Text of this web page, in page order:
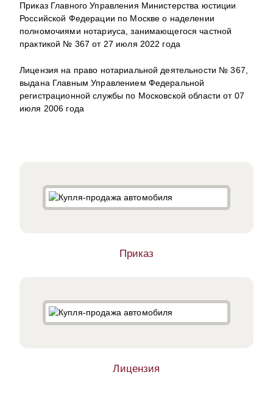
Приказ Главного Управления Министерства юстиции
Российской Федерации по Москве о наделении
полномочиями нотариуса, занимающегося частной
практикой № 367 от 27 июля 2022 года
Лицензия на право нотариальной деятельности № 367,
выдана Главным Управлением Федеральной
регистрационной службы по Московской области от 07
июля 2006 года
Приказ
Лицензия